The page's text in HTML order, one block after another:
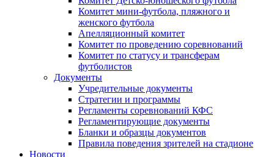
Комитет мини-футбола, пляжного и
женского футбола
Апелляционный комитет
Комитет по проведению соревнований
Комитет по статусу и трансферам
футболистов
Документы
Учредительные документы
Стратегии и программы
Регламенты соревнований КФС
Регламентирующие документы
Бланки и образцы документов
Правила поведения зрителей на стадионе
Новости